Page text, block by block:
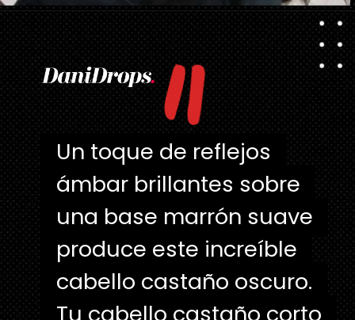
Abriendo... https://danidrops.com.br/es/categoria/pelo/
"
Un toque de reflejos
ámbar brillantes sobre
una base marrón suave
produce este increíble
cabello castaño oscuro.
Un toque de reflejos
ámbar brillantes sobre
una base marrón suave
produce este increíble
cabello castaño oscuro.